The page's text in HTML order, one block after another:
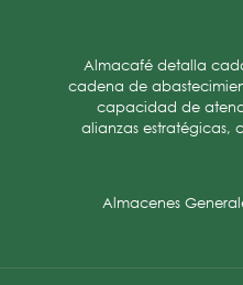
Almacafé detalla
cadena de
capacidad de
alianzas estratégicas,
Almacenes